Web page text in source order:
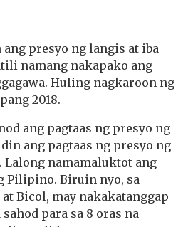
ang presyo ng langis at iba
namang nakapako ang
Huling nagkaroon ng
2018.
ang pagtaas ng presyo ng
ang pagtaas ng presyo ng
Lalong namamaluktot ang
Pilipino. Biruin nyo, sa
Bicol, may nakakatanggap
sahod para sa 8 oras na